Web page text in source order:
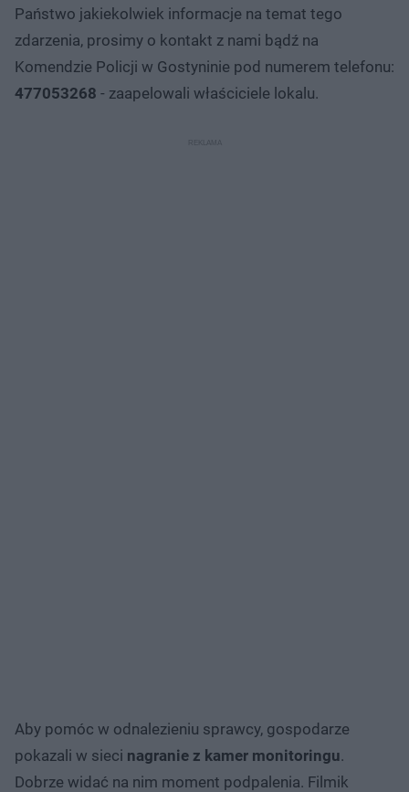
Państwo jakiekolwiek informacje na temat tego
zdarzenia, prosimy o kontakt z nami bądź na
Komendzie Policji w Gostyninie pod numerem telefonu:
477053268 - zaapelowali właściciele lokalu.
Aby pomóc w odnalezieniu sprawcy, gospodarze
pokazali w sieci nagranie z kamer monitoringu.
Dobrze widać na nim moment podpalenia. Filmik